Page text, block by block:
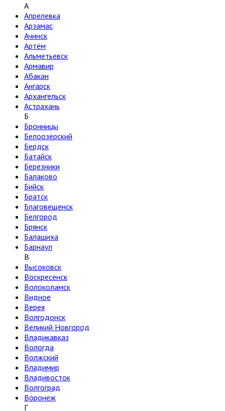
A
Апрелевка
Арзамас
Ачинск
Артём
Альметьевск
Армавир
Абакан
Ангарск
Архангельск
Астрахань
Б
Бронницы
Белоозёрский
Бердск
Батайск
Березники
Балаково
Бийск
Братск
Благовещенск
Белгород
Брянск
Балашиха
Барнаул
В
Высоковск
Воскресенск
Волоколамск
Видное
Верея
Волгодонск
Великий Новгород
Владикавказ
Вологда
Волжский
Владимир
Владивосток
Волгоград
Воронеж
Г